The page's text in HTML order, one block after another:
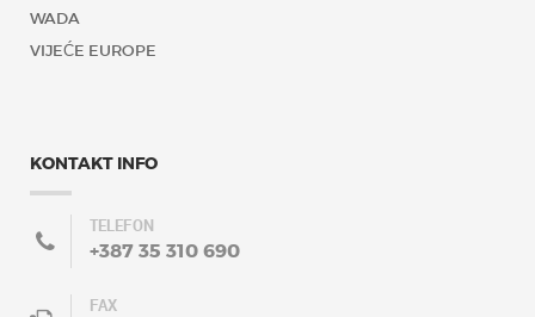
WADA
VIJEĆE EUROPE
KONTAKT INFO
TELEFON
+387 35 310 690
FAX